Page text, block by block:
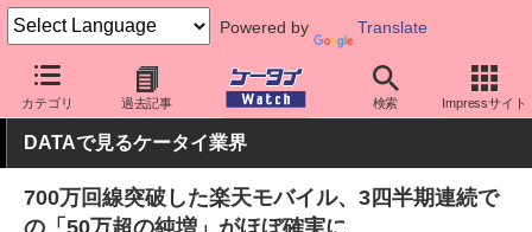
Powered by Translate
カテゴリ 過去記事 検索 Impressサイト
ケータイ Watch キャリア 楽天 料金プラン・割引
DATAで見るケータイ業界
700万回線突破した楽天モバイル、3四半期連続で
の「50万超の純増」がほぼ確実に